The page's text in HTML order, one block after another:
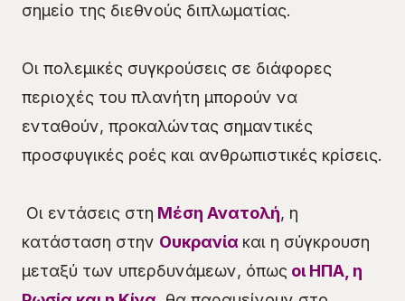
σημείο της διεθνούς διπλωματίας.
Οι πολεμικές συγκρούσεις σε διάφορες
περιοχές του πλανήτη μπορούν να
ενταθούν, προκαλώντας σημαντικές
προσφυγικές ροές και ανθρωπιστικές κρίσεις.
Οι εντάσεις στη Μέση Ανατολή, η
κατάσταση στην Ουκρανία και η σύγκρουση
μεταξύ των υπερδυνάμεων, όπως οι ΗΠΑ, η